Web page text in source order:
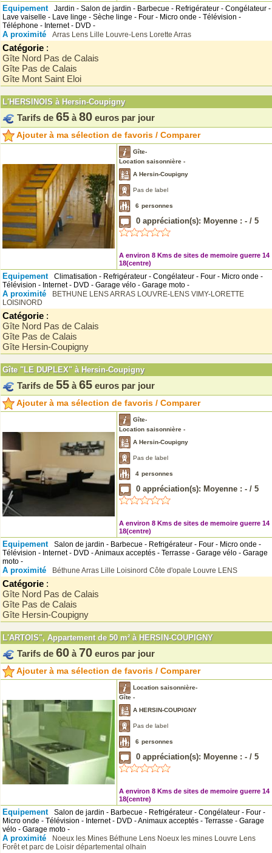
Equipement
Jardin - Salon de jardin - Barbecue - Refrigérateur - Congélateur -
Lave vaiselle - Lave linge - Sèche linge - Four - Micro onde - Télévision -
Téléphone - Internet - DVD -
A proximité Arras Lens Lille Louvre-Lens Lorette Arras
Catégorie :
Gîte Nord Pas de Calais
Gîte Pas de Calais
Gîte Mont Saint Eloi
L'HERSINOIS à Hersin-Coupigny
Tarifs de 65 à 80 euros par jour
Ajouter à ma sélection de favoris / Comparer
Gîte-
Location saisonnière -
A Hersin-Coupigny
Pas de label
6 personnes
0 appréciation(s): Moyenne : - / 5
A environ 8 Kms de sites de memoire guerre 14
18(centre)
Equipement
Climatisation - Refrigérateur - Congélateur - Four - Micro onde -
Télévision - Internet - DVD - Garage vélo - Garage moto -
A proximité BETHUNE LENSARRAS LOUVRE-LENS VIMY-LORETTE
LOISINORD
Catégorie :
Gîte Nord Pas de Calais
Gîte Pas de Calais
Gîte Hersin-Coupigny
Gîte "LE DUPLEX" à Hersin-Coupigny
Tarifs de 55 à 65 euros par jour
Ajouter à ma sélection de favoris / Comparer
Gîte-
Location saisonnière -
A Hersin-Coupigny
Pas de label
4 personnes
0 appréciation(s): Moyenne : - / 5
A environ 8 Kms de sites de memoire guerre 14
18(centre)
Equipement
Salon de jardin - Barbecue - Refrigérateur - Four - Micro onde -
Télévision - Internet - DVD - Animaux acceptés - Terrasse - Garage vélo - Garage
moto -
A proximité Béthune Arras Lille Loisinord Côte d'opale Louvre LENS
Catégorie :
Gîte Nord Pas de Calais
Gîte Pas de Calais
Gîte Hersin-Coupigny
L'ARTOIS", Appartement de 50 m² à HERSIN-COUPIGNY
Tarifs de 60 à 70 euros par jour
Ajouter à ma sélection de favoris / Comparer
Location saisonnière-
Gîte -
A HERSIN-COUPIGNY
Pas de label
6 personnes
0 appréciation(s): Moyenne : - / 5
A environ 8 Kms de sites de memoire guerre 14
18(centre)
Equipement
Salon de jardin - Barbecue - Refrigérateur - Congélateur - Four -
Micro onde - Télévision - Internet - DVD - Animaux acceptés - Terrasse - Garage
vélo - Garage moto -
A proximité Noeux les Mines Béthune Lens Noeux les mines Louvre Lens
Forêt et parc de Loisir départemental olhain